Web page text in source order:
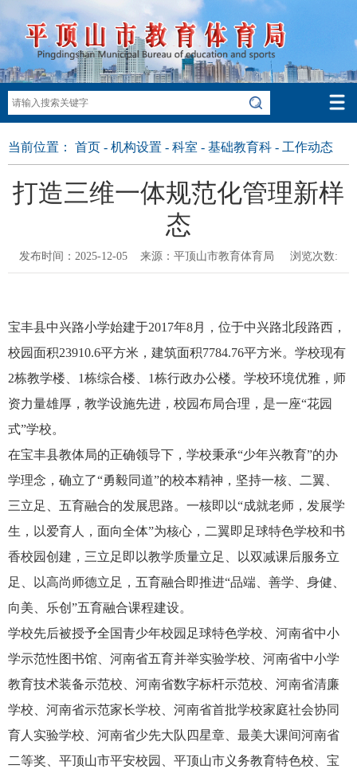
当前位置： 首页 - 机构设置 - 科室 - 基础教育科 - 工作动态
打造三维一体规范化管理新样
态
发布时间：2025-12-05 来源：平顶山市教育体育局 浏览次数:
宝丰县中兴路小学始建于2017年8月，位于中兴路北段路西，
校园面积23910.6平方米，建筑面积7784.76平方米。学校现有
2栋教学楼、1栋综合楼、1栋行政办公楼。学校环境优雅，师
资力量雄厚，教学设施先进，校园布局合理，是一座“花园
式”学校。
在宝丰县教体局的正确领导下，学校秉承“少年兴教育”的办
学理念，确立了“勇毅同道”的校本精神，坚持一核、二翼、
三立足、五育融合的发展思路。一核即以“成就老师，发展学
生，以爱育人，面向全体”为核心，二翼即足球特色学校和书
香校园创建，三立足即以教学质量立足、以双减课后服务立
足、以高尚师德立足，五育融合即推进“品端、善学、身健、
向美、乐创”五育融合课程建设。
学校先后被授予全国青少年校园足球特色学校、河南省中小
学示范性图书馆、河南省五育并举实验学校、河南省中小学
教育技术装备示范校、河南省数字标杆示范校、河南省清廉
学校、河南省示范家长学校、河南省首批学校家庭社会协同
育人实验学校、河南省少先大队四星章、最美大课间河南省
二等奖、平顶山市平安校园、平顶山市义务教育特色校、宝